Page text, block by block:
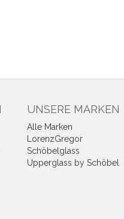
UNSERE MARKEN
Alle Marken
LorenzGregor
Schöbelglass
Upperglass by Schöbel